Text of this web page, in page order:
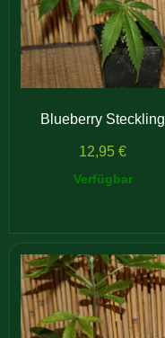
Blueberry Steckling
12,95 €
Verfügbar